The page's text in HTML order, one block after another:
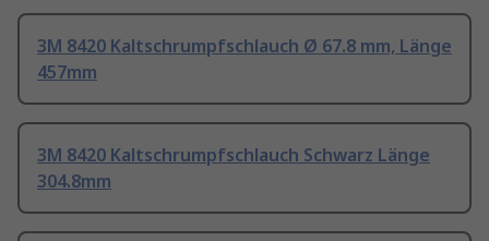
3M 8420 Kaltschrumpfschlauch Ø 67.8 mm, Länge
457mm
3M 8420 Kaltschrumpfschlauch Schwarz Länge
304.8mm